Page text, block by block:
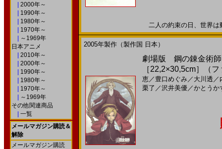
2000年～
1990年～
1980年～
1970年～
～1969年
日本アニメ
2010年～
2000年～
1990年～
1980年～
1970年～
～1969年
その他関連商品
一覧
メールマガジン購読＆
解除
メールマガジン購読
二人の約束の日、世界
2005年製作（製作国 日本）
劇場版 鋼の錬金術
［22,2×30,5cm］（
恵／ 豊口めぐみ／ 大川透 ／
栗了 ／沢井美優／かとうか